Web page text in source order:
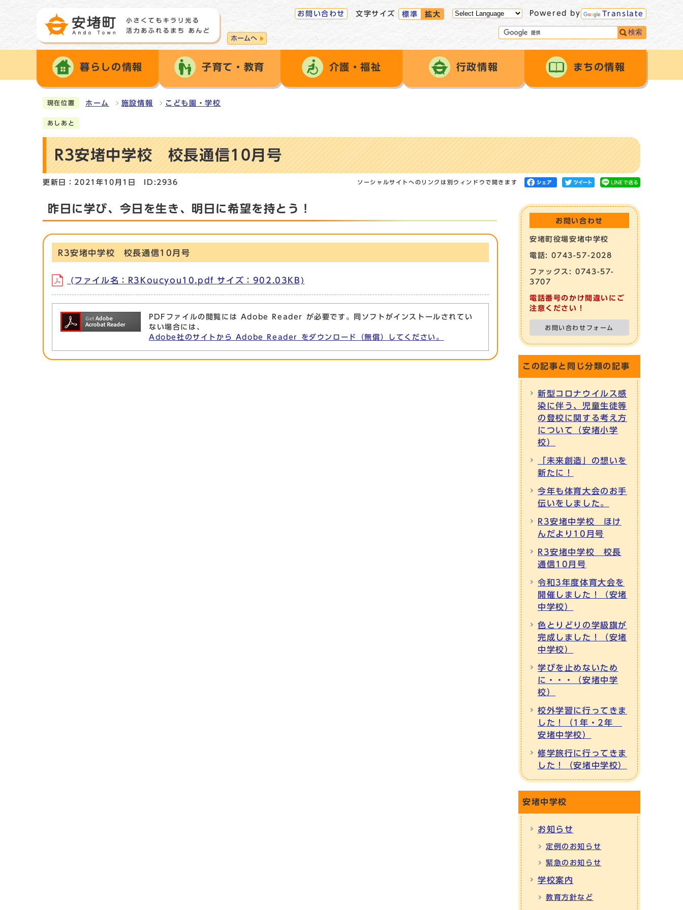
ホームへ
お問い合わせ 文字サイズ 標準 拡大 Powered by Translate
検索
暮らしの情報 子育て・教育 介護・福祉 行政情報 まちの情報
現在位置 ホーム 施設情報 こども園・学校
あしあと
R3安堵中学校 校長通信10月号
更新日：2021年10月1日 ID:2936 ソーシャルサイトへのリンクは別ウィンドウで開きます
昨日に学び、今日を生き、明日に希望を持とう！
R3安堵中学校 校長通信10月号
(ファイル名：R3Koucyou10.pdf サイズ：902.03KB)
PDFファイルの閲覧には Adobe Reader が必要です。同ソフトがインストールされてい
ない場合には、
Adobe社のサイトから Adobe Reader をダウンロード（無償）してください。
お問い合わせ
安堵町役場安堵中学校
電話: 0743-57-2028
ファックス: 0743-57-
3707
電話番号のかけ間違いにご
注意ください！
お問い合わせフォーム
この記事と同じ分類の記事
新型コロナウイルス感
染に伴う、児童生徒等
の登校に関する考え方
について（安堵小学
校）
「未来創造」の想いを
新たに！
今年も体育大会のお手
伝いをしました。
R3安堵中学校 ほけ
んだより10月号
R3安堵中学校 校長
通信10月号
令和3年度体育大会を
開催しました！（安堵
中学校）
色とりどりの学級旗が
完成しました！（安堵
中学校）
学びを止めないため
に・・・（安堵中学
校）
校外学習に行ってきま
した！（1年・2年
安堵中学校）
修学旅行に行ってきま
した！（安堵中学校）
安堵中学校
お知らせ
定例のお知らせ
緊急のお知らせ
学校案内
教育方針など